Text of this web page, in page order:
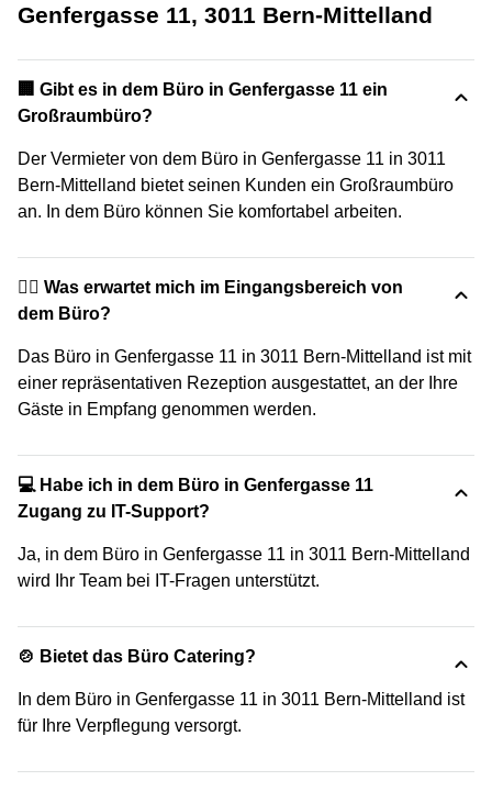
Genfergasse 11, 3011 Bern-Mittelland
‍🏢 Gibt es in dem Büro in Genfergasse 11 ein
Großraumbüro?
Der Vermieter von dem Büro in Genfergasse 11 in 3011
Bern-Mittelland bietet seinen Kunden ein Großraumbüro
an. In dem Büro können Sie komfortabel arbeiten.
🙋‍♀️ Was erwartet mich im Eingangsbereich von
dem Büro?
Das Büro in Genfergasse 11 in 3011 Bern-Mittelland ist mit
einer repräsentativen Rezeption ausgestattet, an der Ihre
Gäste in Empfang genommen werden.
💻 Habe ich in dem Büro in Genfergasse 11
Zugang zu IT-Support?
Ja, in dem Büro in Genfergasse 11 in 3011 Bern-Mittelland
wird Ihr Team bei IT-Fragen unterstützt.
🍲 Bietet das Büro Catering?
In dem Büro in Genfergasse 11 in 3011 Bern-Mittelland ist
für Ihre Verpflegung versorgt.